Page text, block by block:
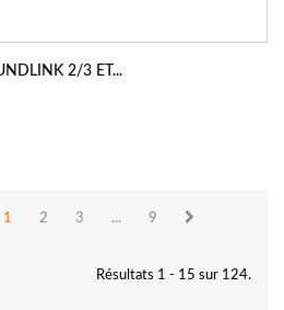
2/3 ET...
1 2 3 ... 9
Résultats 1 - 15 sur 124.